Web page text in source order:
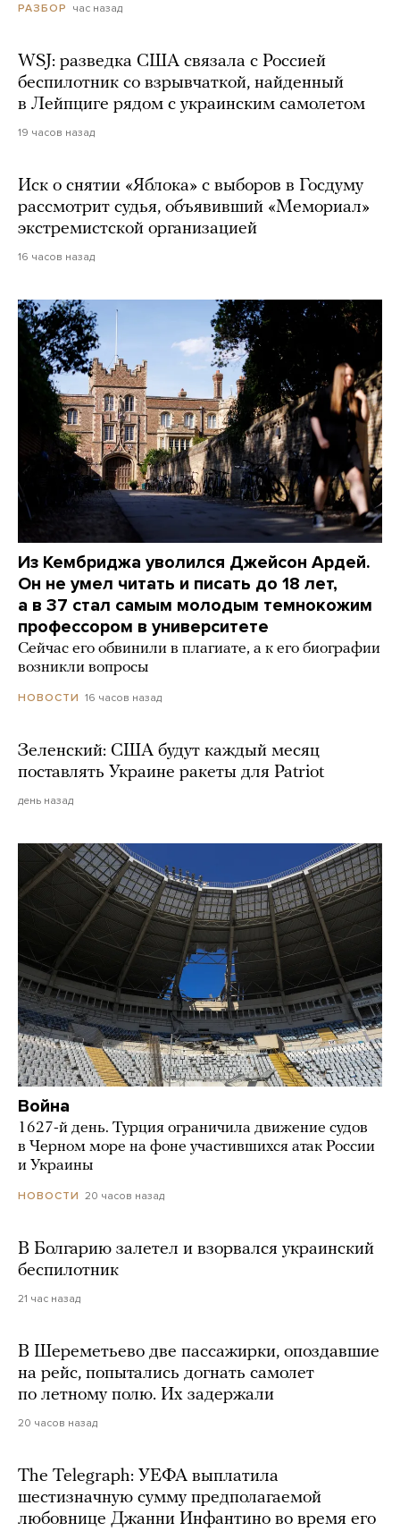
РАЗБОР час назад
WSJ: разведка США связала с Россией
беспилотник со взрывчаткой, найденный
в Лейпциге рядом с украинским самолетом
19 часов назад
Иск о снятии «Яблока» с выборов в Госдуму
рассмотрит судья, объявивший «Мемориал»
экстремистской организацией
16 часов назад
Из Кембриджа уволился Джейсон Ардей.
Он не умел читать и писать до 18 лет,
а в 37 стал самым молодым темнокожим
профессором в университете
Сейчас его обвинили в плагиате, а к его биографии
возникли вопросы
НОВОСТИ 16 часов назад
Зеленский: США будут каждый месяц
поставлять Украине ракеты для Patriot
день назад
Война
1627-й день. Турция ограничила движение судов
в Черном море на фоне участившихся атак России
и Украины
НОВОСТИ 20 часов назад
В Болгарию залетел и взорвался украинский
беспилотник
21 час назад
В Шереметьево две пассажирки, опоздавшие
на рейс, попытались догнать самолет
по летному полю. Их задержали
20 часов назад
The Telegraph: УЕФА выплатила
шестизначную сумму предполагаемой
любовнице Джанни Инфантино во время его